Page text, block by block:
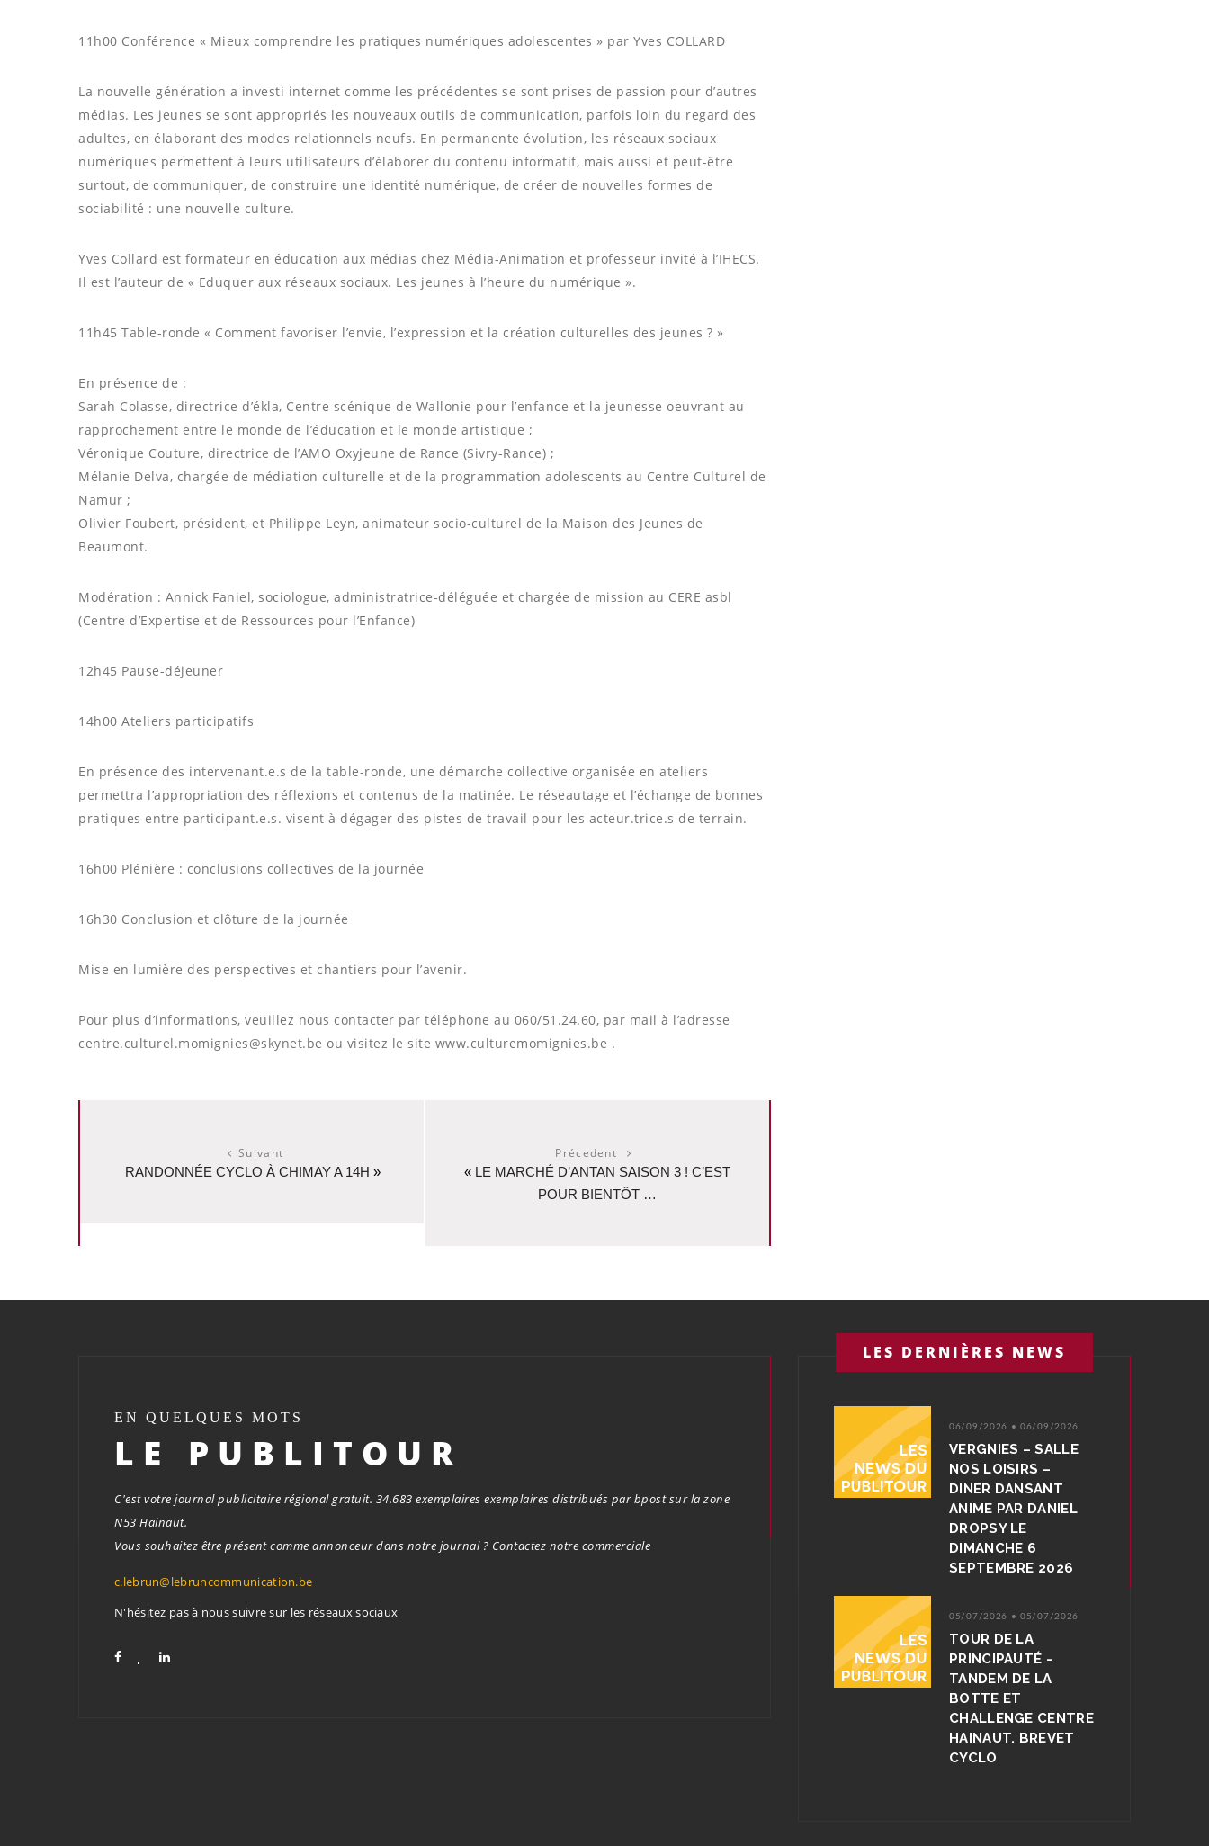
11h00 Conférence « Mieux comprendre les pratiques numériques adolescentes » par Yves COLLARD
La nouvelle génération a investi internet comme les précédentes se sont prises de passion pour d’autres
médias. Les jeunes se sont appropriés les nouveaux outils de communication, parfois loin du regard des
adultes, en élaborant des modes relationnels neufs. En permanente évolution, les réseaux sociaux
numériques permettent à leurs utilisateurs d’élaborer du contenu informatif, mais aussi et peut-être
surtout, de communiquer, de construire une identité numérique, de créer de nouvelles formes de
sociabilité : une nouvelle culture.
Yves Collard est formateur en éducation aux médias chez Média-Animation et professeur invité à l’IHECS.
Il est l’auteur de « Eduquer aux réseaux sociaux. Les jeunes à l’heure du numérique ».
11h45 Table-ronde « Comment favoriser l’envie, l’expression et la création culturelles des jeunes ? »
En présence de :
Sarah Colasse, directrice d’ékla, Centre scénique de Wallonie pour l’enfance et la jeunesse oeuvrant au
rapprochement entre le monde de l’éducation et le monde artistique ;
Véronique Couture, directrice de l’AMO Oxyjeune de Rance (Sivry-Rance) ;
Mélanie Delva, chargée de médiation culturelle et de la programmation adolescents au Centre Culturel de
Namur ;
Olivier Foubert, président, et Philippe Leyn, animateur socio-culturel de la Maison des Jeunes de
Beaumont.
Modération : Annick Faniel, sociologue, administratrice-déléguée et chargée de mission au CERE asbl
(Centre d’Expertise et de Ressources pour l’Enfance)
12h45 Pause-déjeuner
14h00 Ateliers participatifs
En présence des intervenant.e.s de la table-ronde, une démarche collective organisée en ateliers
permettra l’appropriation des réflexions et contenus de la matinée. Le réseautage et l’échange de bonnes
pratiques entre participant.e.s. visent à dégager des pistes de travail pour les acteur.trice.s de terrain.
16h00 Plénière : conclusions collectives de la journée
16h30 Conclusion et clôture de la journée
Mise en lumière des perspectives et chantiers pour l’avenir.
Pour plus d’informations, veuillez nous contacter par téléphone au 060/51.24.60, par mail à l’adresse
centre.culturel.momignies@skynet.be ou visitez le site www.culturemomignies.be .
Suivant
RANDONNÉE CYCLO À CHIMAY A 14H »
Précedent
« LE MARCHÉ D’ANTAN SAISON 3 ! C’EST
POUR BIENTÔT …
EN QUELQUES MOTS
LE PUBLITOUR
C'est votre journal publicitaire régional gratuit. 34.683 exemplaires exemplaires distribués par bpost sur la zone
N53 Hainaut.
Vous souhaitez être présent comme annonceur dans notre journal ? Contactez notre commerciale
c.lebrun@lebruncommunication.be
N'hésitez pas à nous suivre sur les réseaux sociaux
LES DERNIÈRES NEWS
06/09/2026 • 06/09/2026
VERGNIES – SALLE
NOS LOISIRS –
DINER DANSANT
ANIME PAR DANIEL
DROPSY LE
DIMANCHE 6
SEPTEMBRE 2026
05/07/2026 • 05/07/2026
TOUR DE LA
PRINCIPAUTÉ -
TANDEM DE LA
BOTTE ET
CHALLENGE CENTRE
HAINAUT. BREVET
CYCLO